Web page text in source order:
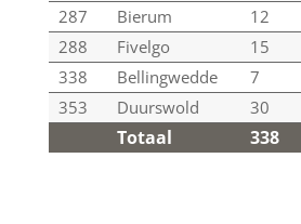
Totaal 338
287
Bierum 12
288
Fivelgo 15
338
Bellingwedde 7
353
Duurswold 30
Totaal 338